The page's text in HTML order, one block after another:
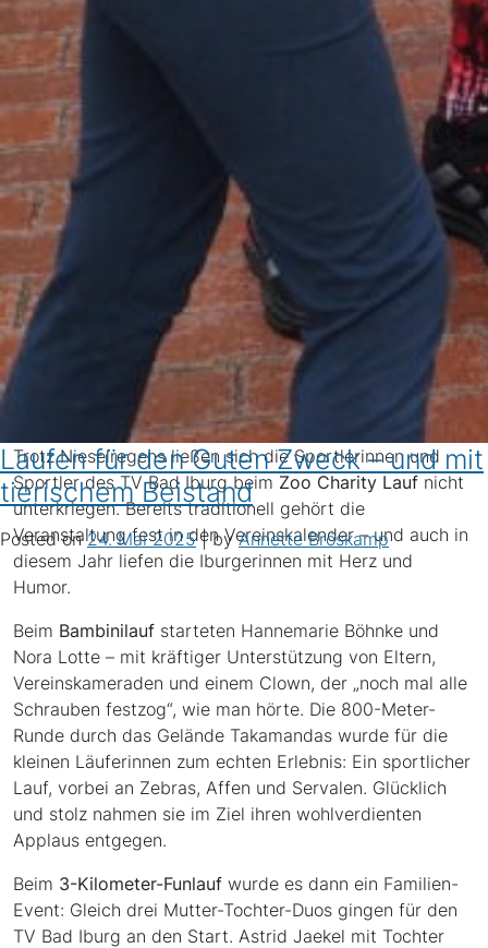
Laufen für den Guten Zweck – und mit
tierischem Beistand
Posted on24. Mai 2025|byAnnette Bröskamp
Trotz Nieselregens ließen sich die Sportlerinnen und
Sportler des TV Bad Iburg beim Zoo Charity Lauf nicht
unterkriegen. Bereits traditionell gehört die
Veranstaltung fest in den Vereinskalender – und auch in
diesem Jahr liefen die Iburgerinnen mit Herz und
Humor.
Beim Bambinilauf starteten Hannemarie Böhnke und
Nora Lotte – mit kräftiger Unterstützung von Eltern,
Vereinskameraden und einem Clown, der „noch mal alle
Schrauben festzog“, wie man hörte. Die 800-Meter-
Runde durch das Gelände Takamandas wurde für die
kleinen Läuferinnen zum echten Erlebnis: Ein sportlicher
Lauf, vorbei an Zebras, Affen und Servalen. Glücklich
und stolz nahmen sie im Ziel ihren wohlverdienten
Applaus entgegen.
Beim 3-Kilometer-Funlauf wurde es dann ein Familien-
Event: Gleich drei Mutter-Tochter-Duos gingen für den
TV Bad Iburg an den Start. Astrid Jaekel mit Tochter